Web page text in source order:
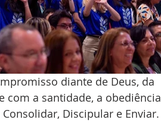
diante de Deus, da
com a santidade, a obediência
Discipular e Enviar.